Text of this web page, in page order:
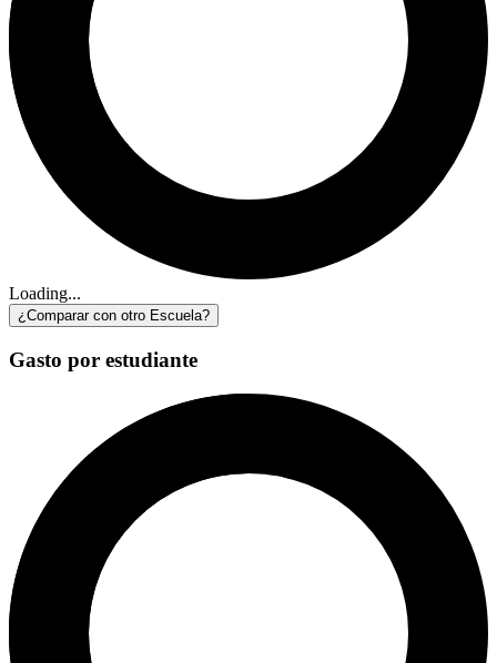
Loading...
¿Comparar con otro Escuela?
Gasto por estudiante